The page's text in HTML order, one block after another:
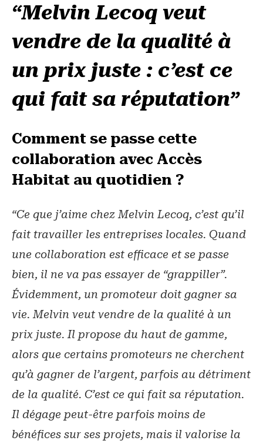
“Melvin Lecoq veut
vendre de la qualité à
un prix juste : c’est ce
qui fait sa réputation”
Comment se passe cette
collaboration avec Accès
Habitat au quotidien ?
“Ce que j’aime chez Melvin Lecoq, c’est qu’il
fait travailler les entreprises locales. Quand
une collaboration est efficace et se passe
bien, il ne va pas essayer de “grappiller”.
Évidemment, un promoteur doit gagner sa
vie. Melvin veut vendre de la qualité à un
prix juste. Il propose du haut de gamme,
alors que certains promoteurs ne cherchent
qu’à gagner de l’argent, parfois au détriment
de la qualité. C’est ce qui fait sa réputation.
Il dégage peut-être parfois moins de
bénéfices sur ses projets, mais il valorise la